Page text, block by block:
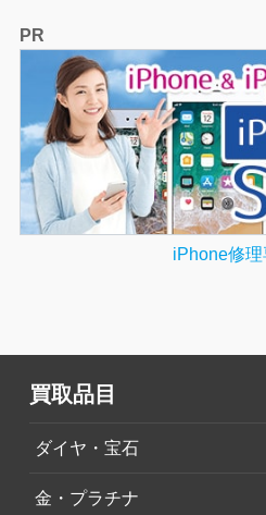
PR
iPhone修
買取品目
ダイヤ・宝石
金・プラチナ